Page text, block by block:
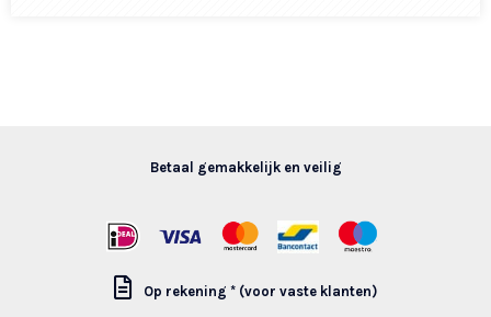
Betaal gemakkelijk en veilig
Op rekening * (voor vaste klanten)